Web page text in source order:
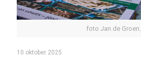
foto Jan de Groen.
10 oktober 2025